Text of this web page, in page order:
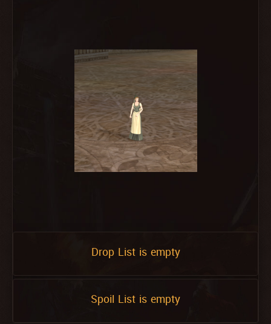
Drop List is empty
Spoil List is empty